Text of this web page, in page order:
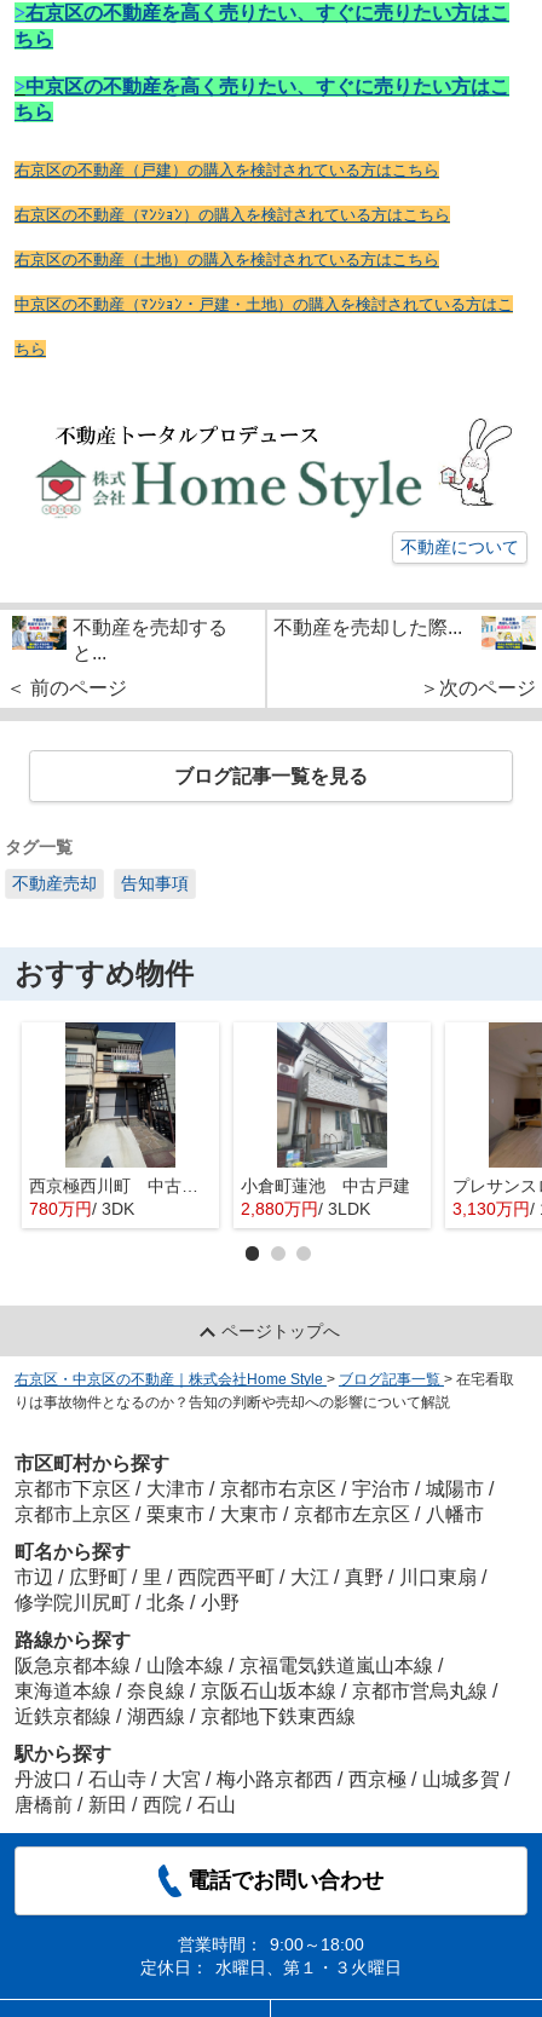
>右京区の不動産を高く売りたい、すぐに売りたい方はこ
ちら
>中京区の不動産を高く売りたい、すぐに売りたい方はこ
ちら
右京区の不動産（戸建）の購入を検討されている方はこちら
右京区の不動産（ﾏﾝｼｮﾝ）の購入を検討されている方はこちら
右京区の不動産（土地）の購入を検討されている方はこちら
中京区の不動産（ﾏﾝｼｮﾝ・戸建・土地）の購入を検討されている方はこ
ちら
不動産について
不動産を売却する
と...
＜ 前のページ
不動産を売却した際...
＞次のページ
ブログ記事一覧を見る
タグ一覧
不動産売却
告知事項
おすすめ物件
西京極西川町 中古テラスハウス
780万円/ 3DK
小倉町蓮池 中古戸建
2,880万円/ 3LDK 3,130万円/
ページトップへ
右京区・中京区の不動産｜株式会社Home Style > ブログ記事一覧 > 在宅看取
りは事故物件となるのか？告知の判断や売却への影響について解説
市区町村から探す
京都市下京区 / 大津市 / 京都市右京区 / 宇治市 / 城陽市 /
京都市上京区 / 栗東市 / 大東市 / 京都市左京区 / 八幡市
町名から探す
市辺 / 広野町 / 里 / 西院西平町 / 大江 / 真野 / 川口東扇 /
修学院川尻町 / 北条 / 小野
路線から探す
阪急京都本線 / 山陰本線 / 京福電気鉄道嵐山本線 /
東海道本線 / 奈良線 / 京阪石山坂本線 / 京都市営烏丸線 /
近鉄京都線 / 湖西線 / 京都地下鉄東西線
駅から探す
丹波口 / 石山寺 / 大宮 / 梅小路京都西 / 西京極 / 山城多賀 /
唐橋前 / 新田 / 西院 / 石山
電話でお問い合わせ
営業時間：
9:00～18:00
定休日：
水曜日、第１・３火曜日